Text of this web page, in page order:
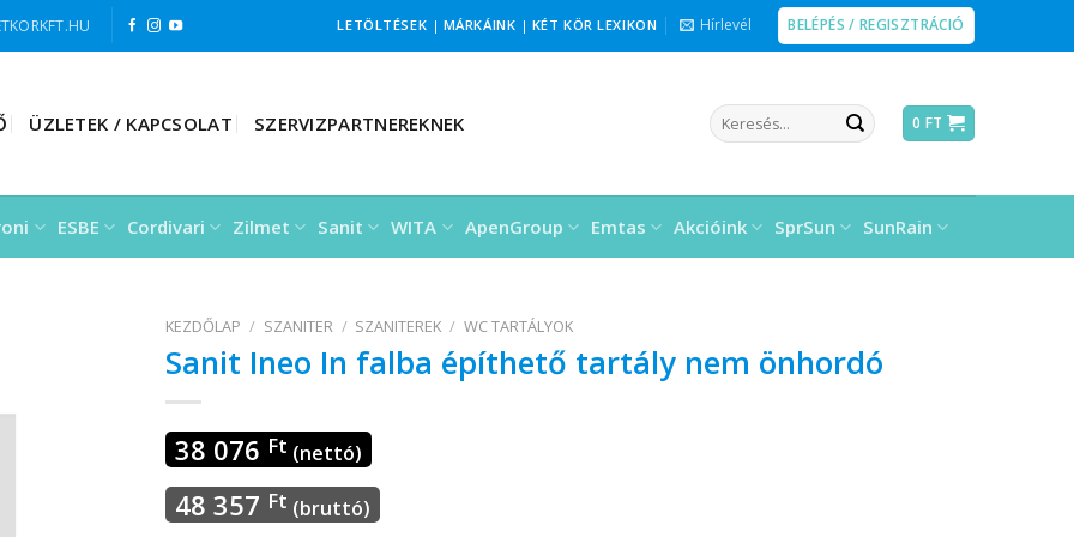
LETÖLTÉSEK | MÁRKÁINK | KÉT KÖR LEXIKON Hírlevél BELÉPÉS / REGISZTRÁCIÓ
ÜZLETEK / KAPCSOLAT SZERVIZPARTNEREKNEK
Keresés
a
0 FT
ESBE Cordivari Zilmet Sanit WITA ApenGroup Emtas Akcióink SprSun SunRain
KEZDŐLAP / SZANITER / SZANITEREK / WC TARTÁLYOK
Sanit Ineo In falba építhető tartály nem önhordó
38 076 Ft (nettó)
48 357 Ft (bruttó)